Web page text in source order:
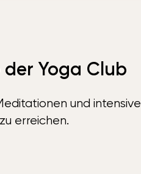
Yoga Club
und intensive
erreichen.